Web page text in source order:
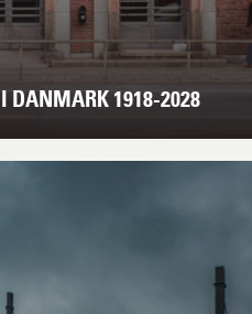
DANMARK 1918-2028